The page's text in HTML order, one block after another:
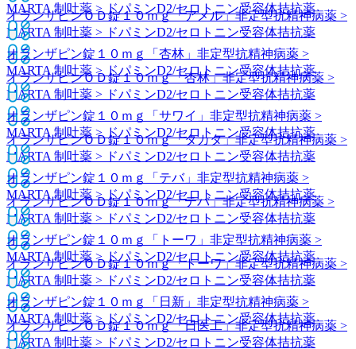
オランザピンＯＤ錠１０ｍｇ「アメル」非定型抗精神病薬 >
MARTA 制吐薬 > ドパミンD2/セロトニン受容体拮抗薬
オランザピンＯＤ錠１０ｍｇ「杏林」非定型抗精神病薬 >
MARTA 制吐薬 > ドパミンD2/セロトニン受容体拮抗薬
オランザピンＯＤ錠１０ｍｇ「タカタ」非定型抗精神病薬 >
MARTA 制吐薬 > ドパミンD2/セロトニン受容体拮抗薬
オランザピンＯＤ錠１０ｍｇ「テバ」非定型抗精神病薬 >
MARTA 制吐薬 > ドパミンD2/セロトニン受容体拮抗薬
オランザピンＯＤ錠１０ｍｇ「トーワ」非定型抗精神病薬 >
MARTA 制吐薬 > ドパミンD2/セロトニン受容体拮抗薬
オランザピンＯＤ錠１０ｍｇ「日医工」非定型抗精神病薬 >
MARTA 制吐薬 > ドパミンD2/セロトニン受容体拮抗薬
MARTA 制吐薬 > ドパミンD2/セロトニン受容体拮抗薬
オランザピン錠１０ｍｇ「杏林」 非定型抗精神病薬 >
MARTA 制吐薬 > ドパミンD2/セロトニン受容体拮抗薬
オランザピン錠１０ｍｇ「サワイ」 非定型抗精神病薬 >
MARTA 制吐薬 > ドパミンD2/セロトニン受容体拮抗薬
オランザピン錠１０ｍｇ「テバ」 非定型抗精神病薬 >
MARTA 制吐薬 > ドパミンD2/セロトニン受容体拮抗薬
オランザピン錠１０ｍｇ「トーワ」 非定型抗精神病薬 >
MARTA 制吐薬 > ドパミンD2/セロトニン受容体拮抗薬
オランザピン錠１０ｍｇ「日新」 非定型抗精神病薬 >
MARTA 制吐薬 > ドパミンD2/セロトニン受容体拮抗薬